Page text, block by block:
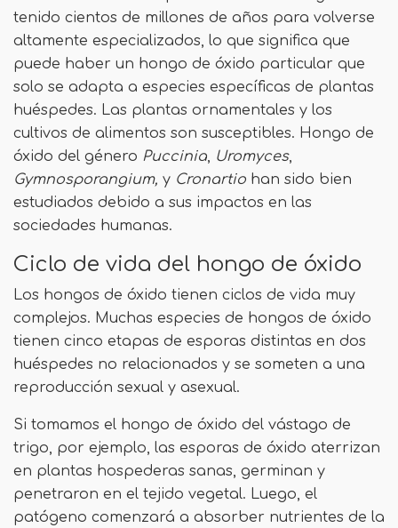
tenido cientos de millones de años para volverse
altamente especializados, lo que significa que
puede haber un hongo de óxido particular que
solo se adapta a especies específicas de plantas
huéspedes. Las plantas ornamentales y los
cultivos de alimentos son susceptibles. Hongo de
óxido del género Puccinia, Uromyces,
Gymnosporangium, y Cronartio han sido bien
estudiados debido a sus impactos en las
sociedades humanas.
Ciclo de vida del hongo de óxido
Los hongos de óxido tienen ciclos de vida muy
complejos. Muchas especies de hongos de óxido
tienen cinco etapas de esporas distintas en dos
huéspedes no relacionados y se someten a una
reproducción sexual y asexual.
Si tomamos el hongo de óxido del vástago de
trigo, por ejemplo, las esporas de óxido aterrizan
en plantas hospederas sanas, germinan y
penetraron en el tejido vegetal. Luego, el
patógeno comenzará a absorber nutrientes de la